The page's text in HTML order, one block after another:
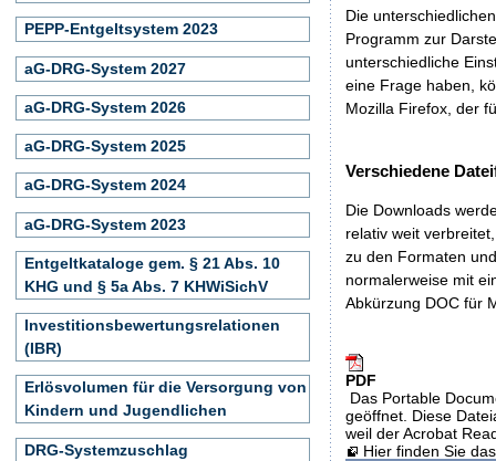
Die
Programm zur
unterschiedliche
eine Frage haben,
Mozilla Firefox, der
Verschiedene
Die Downloads
relativ weit
zu den Formaten
normalerweise mit
Abkürzung DOC für
PDF
Das Portable
geöffnet. Diese
weil der Acrobat
Hier finden Sie
PEPP-Entgeltsystem 2023
aG-DRG-System 2027
aG-DRG-System 2026
aG-DRG-System 2025
aG-DRG-System 2024
aG-DRG-System 2023
Entgeltkataloge gem. § 21 Abs. 10
KHG und § 5a Abs. 7 KHWiSichV
Investitionsbewertungsrelationen
(IBR)
Erlösvolumen für die Versorgung von
Kindern und Jugendlichen
DRG-Systemzuschlag